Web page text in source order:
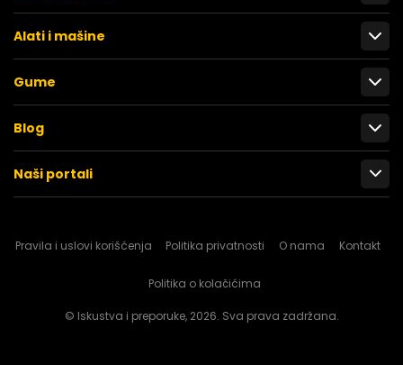
Alati i mašine
Gume
Blog
Naši portali
Pravila i uslovi korišćenja Politika privatnosti O nama Kontakt
Politika o kolačićima
© Iskustva i preporuke, 2026. Sva prava zadržana.